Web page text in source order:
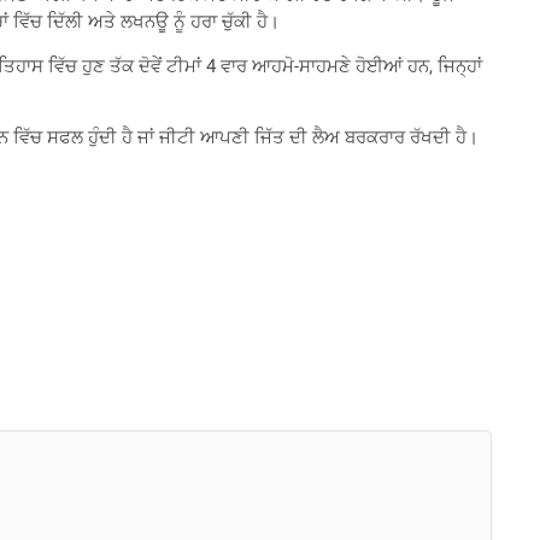
ਵਿੱਚ ਦਿੱਲੀ ਅਤੇ ਲਖਨਊ ਨੂੰ ਹਰਾ ਚੁੱਕੀ ਹੈ।
ਵਿੱਚ ਹੁਣ ਤੱਕ ਦੋਵੇਂ ਟੀਮਾਂ 4 ਵਾਰ ਆਹਮੋ-ਸਾਹਮਣੇ ਹੋਈਆਂ ਹਨ, ਜਿਨ੍ਹਾਂ
ਸਫਲ ਹੁੰਦੀ ਹੈ ਜਾਂ ਜੀਟੀ ਆਪਣੀ ਜਿੱਤ ਦੀ ਲੈਅ ਬਰਕਰਾਰ ਰੱਖਦੀ ਹੈ।